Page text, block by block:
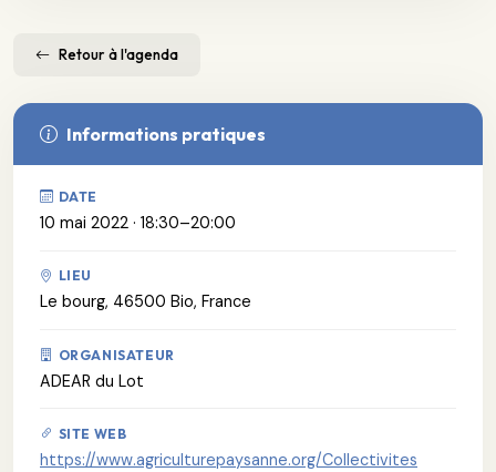
Retour à l'agenda
Informations pratiques
DATE
10 mai 2022 · 18:30–20:00
LIEU
Le bourg, 46500 Bio, France
ORGANISATEUR
ADEAR du Lot
SITE WEB
https://www.agriculturepaysanne.org/Collectivites